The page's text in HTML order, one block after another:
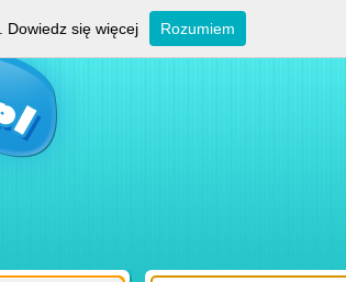
Dowiedz się więcej Rozumiem